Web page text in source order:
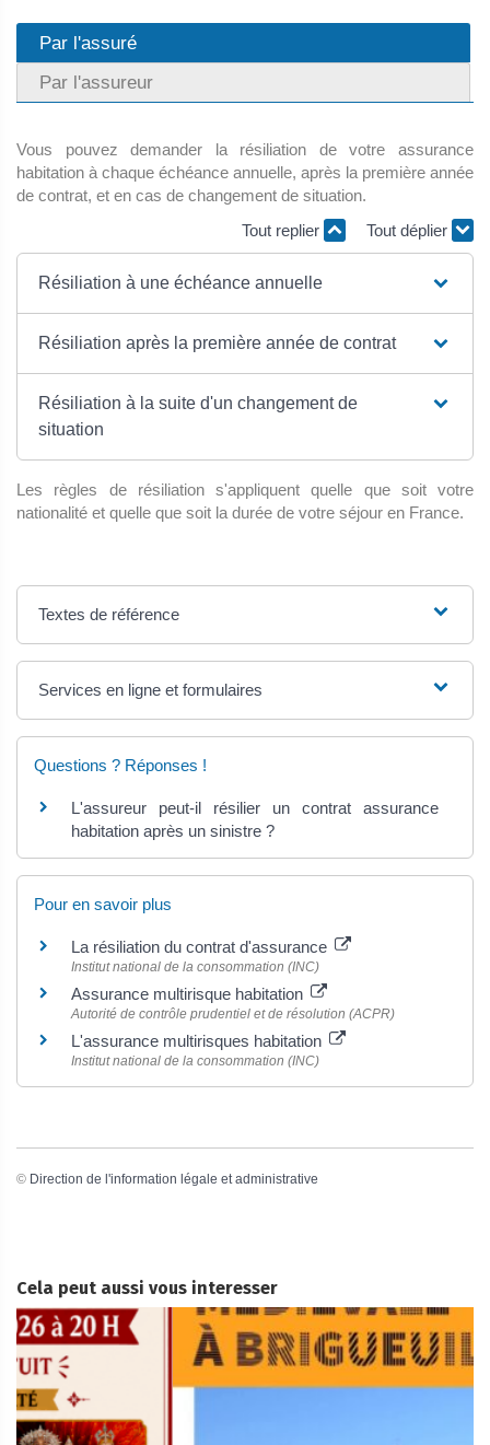
Par l'assuré
Par l'assureur
Vous pouvez demander la résiliation de votre assurance
habitation à chaque échéance annuelle, après la première année
de contrat, et en cas de changement de situation.
Tout replier
Tout déplier
Résiliation à une échéance annuelle
Résiliation après la première année de contrat
Résiliation à la suite d'un changement de
situation
Les règles de résiliation s'appliquent quelle que soit votre
nationalité et quelle que soit la durée de votre séjour en France.
Textes de référence
Services en ligne et formulaires
Questions ? Réponses !
L'assureur peut-il résilier un contrat assurance
habitation après un sinistre ?
Pour en savoir plus
La résiliation du contrat d'assurance
Institut national de la consommation (INC)
Assurance multirisque habitation
Autorité de contrôle prudentiel et de résolution (ACPR)
L'assurance multirisques habitation
Institut national de la consommation (INC)
© Direction de l'information légale et administrative
Cela peut aussi vous interesser